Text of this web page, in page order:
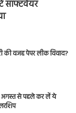
सॉफ्टवेयर
की वजह पेपर लीक विवाद?
अगस्त से पहले कर लें ये